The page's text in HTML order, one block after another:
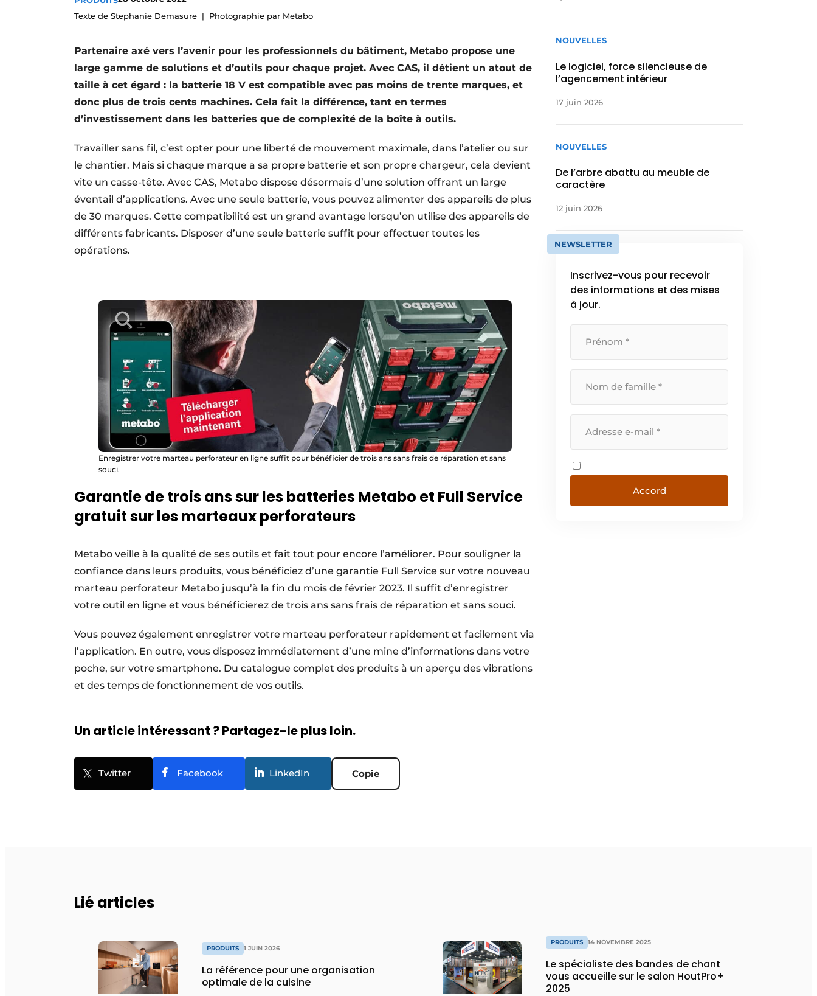
Podcasts
S’inscrire à l’événement
S’inscrire
Termes et conditions
Texte de Stephanie Demasure
Photographie par Metabo
Partenaire axé vers l’avenir pour les professionnels du bâtiment, Metabo propose une
large gamme de solutions et d’outils pour chaque projet. Avec CAS, il détient un atout de
taille à cet égard : la batterie 18 V est compatible avec pas moins de trente marques, et
donc plus de trois cents machines. Cela fait la différence, tant en termes
d’investissement dans les batteries que de complexité de la boîte à outils.
Travailler sans fil, c’est opter pour une liberté de mouvement maximale, dans l’atelier ou sur
le chantier. Mais si chaque marque a sa propre batterie et son propre chargeur, cela devient
vite un casse-tête. Avec CAS, Metabo dispose désormais d’une solution offrant un large
éventail d’applications. Avec une seule batterie, vous pouvez alimenter des appareils de plus
de 30 marques. Cette compatibilité est un grand avantage lorsqu’on utilise des appareils de
différents fabricants. Disposer d’une seule batterie suffit pour effectuer toutes les
opérations.
Enregistrer votre marteau perforateur en ligne suffit pour bénéficier de trois ans sans frais de réparation et sans
souci.
Garantie de trois ans sur les batteries Metabo et Full Service
gratuit sur les marteaux perforateurs
Metabo veille à la qualité de ses outils et fait tout pour encore l’améliorer. Pour souligner la
confiance dans leurs produits, vous bénéficiez d’une garantie Full Service sur votre nouveau
marteau perforateur Metabo jusqu’à la fin du mois de février 2023. Il suffit d’enregistrer
votre outil en ligne et vous bénéficierez de trois ans sans frais de réparation et sans souci.
Vous pouvez également enregistrer votre marteau perforateur rapidement et facilement via
l’application. En outre, vous disposez immédiatement d’une mine d’informations dans votre
poche, sur votre smartphone. Du catalogue complet des produits à un aperçu des vibrations
et des temps de fonctionnement de vos outils.
Un article intéressant ? Partagez-le plus loin.
Twitter Facebook LinkedIn Copie
NOUVELLES
Le logiciel, force silencieuse de
l’agencement intérieur
17 juin 2026
NOUVELLES
De l’arbre abattu au meuble de
caractère
12 juin 2026
NEWSLETTER
Inscrivez-vous pour recevoir
des informations et des mises
à jour.
Accord
Lié articles
PRODUITS 1 JUIN 2026
La référence pour une organisation
optimale de la cuisine
PRODUITS 14 NOVEMBRE 2025
Le spécialiste des bandes de chant
vous accueille sur le salon HoutPro+
2025